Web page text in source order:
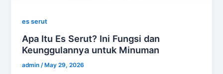
es serut
Apa Itu Es Serut? Ini Fungsi dan
Keunggulannya untuk Minuman
admin /May 29, 2026